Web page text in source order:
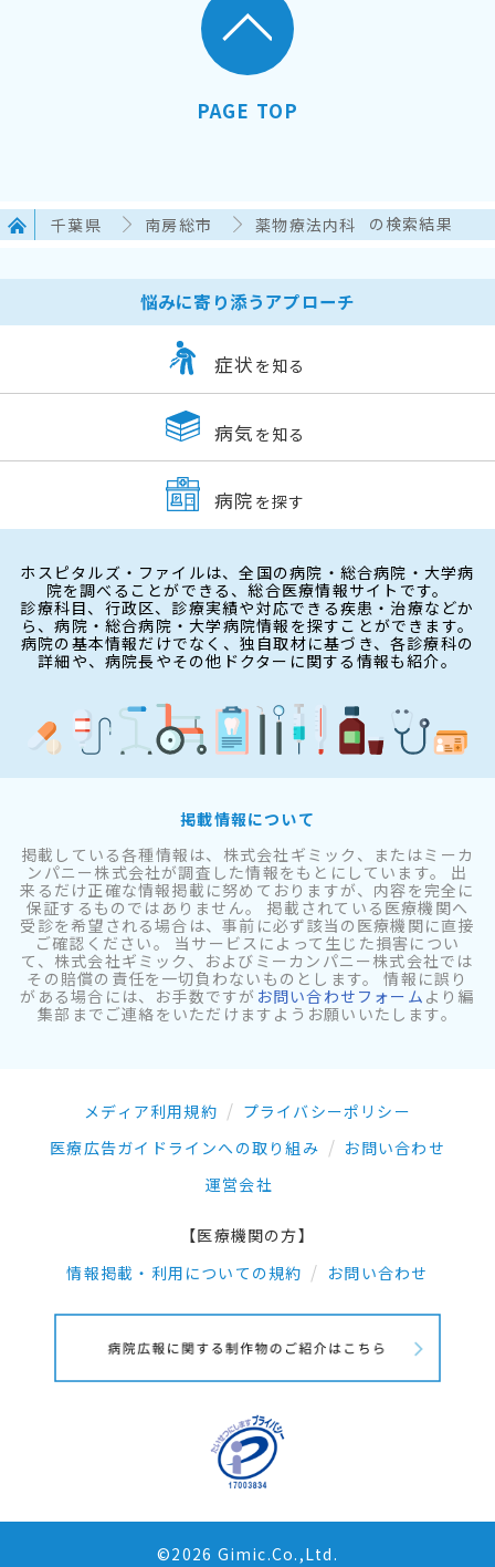
PAGE TOP
千葉県 南房総市 薬物療法内科 の検索結果
悩みに寄り添うアプローチ
症状 を知る
病気 を知る
病院 を探す
ホスピタルズ・ファイルは、全国の病院・総合病院・大学病
院を調べることができる、総合医療情報サイトです。
診療科目、行政区、診療実績や対応できる疾患・治療などか
ら、病院・総合病院・大学病院情報を探すことができます。
病院の基本情報だけでなく、独自取材に基づき、各診療科の
詳細や、病院長やその他ドクターに関する情報も紹介。
掲載情報について
掲載している各種情報は、株式会社ギミック、またはミーカ
ンパニー株式会社が調査した情報をもとにしています。 出
来るだけ正確な情報掲載に努めておりますが、内容を完全に
保証するものではありません。 掲載されている医療機関へ
受診を希望される場合は、事前に必ず該当の医療機関に直接
ご確認ください。 当サービスによって生じた損害につい
て、株式会社ギミック、およびミーカンパニー株式会社では
その賠償の責任を一切負わないものとします。 情報に誤り
がある場合には、お手数ですが お問い合わせフォーム より編
集部までご連絡をいただけますようお願いいたします。
メディア利用規約
プライバシーポリシー
医療広告ガイドラインへの取り組み
お問い合わせ
運営会社
【医療機関の方】
情報掲載・利用についての規約
お問い合わせ
©2026 Gimic.Co.,Ltd.